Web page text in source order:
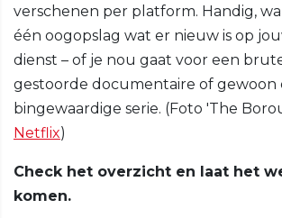
verschenen per platform. Handig,
één oogopslag wat er nieuw is op
dienst – of je nou gaat voor een
gestoorde documentaire of gewoon
bingewaardige serie. (Foto 'The
Netflix)
Check het overzicht en laat het
komen.